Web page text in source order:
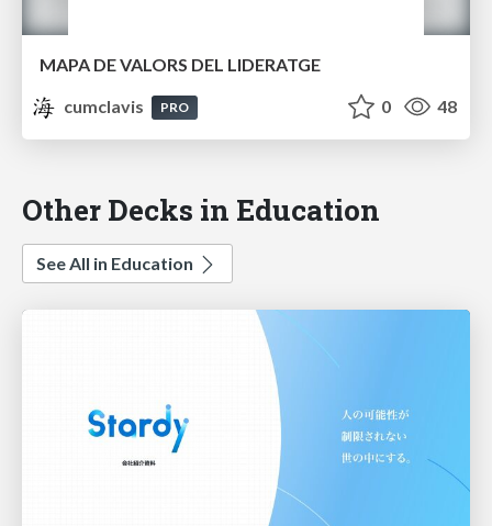
MAPA DE VALORS DEL LIDERATGE
cumclavis
PRO 0 48
Other Decks in Education
See All in Education